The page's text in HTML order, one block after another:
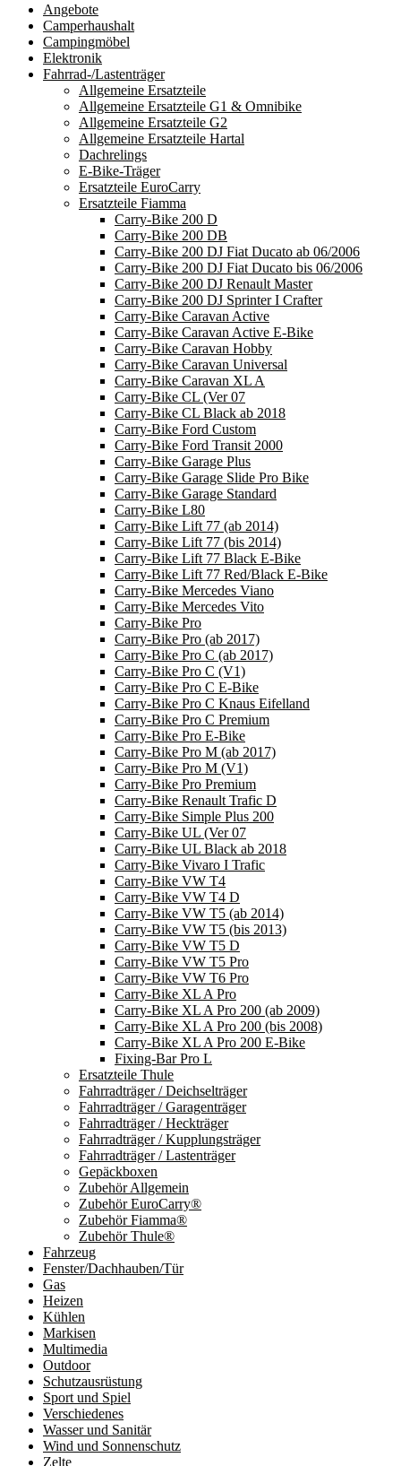
Angebote
Camperhaushalt
Campingmöbel
Elektronik
Fahrrad-/Lastenträger
Allgemeine Ersatzteile
Allgemeine Ersatzteile G1 & Omnibike
Allgemeine Ersatzteile G2
Allgemeine Ersatzteile Hartal
Dachrelings
E-Bike-Träger
Ersatzteile EuroCarry
Ersatzteile Fiamma
Carry-Bike 200 D
Carry-Bike 200 DB
Carry-Bike 200 DJ Fiat Ducato ab 06/2006
Carry-Bike 200 DJ Fiat Ducato bis 06/2006
Carry-Bike 200 DJ Renault Master
Carry-Bike 200 DJ Sprinter I Crafter
Carry-Bike Caravan Active
Carry-Bike Caravan Active E-Bike
Carry-Bike Caravan Hobby
Carry-Bike Caravan Universal
Carry-Bike Caravan XL A
Carry-Bike CL (Ver 07
Carry-Bike CL Black ab 2018
Carry-Bike Ford Custom
Carry-Bike Ford Transit 2000
Carry-Bike Garage Plus
Carry-Bike Garage Slide Pro Bike
Carry-Bike Garage Standard
Carry-Bike L80
Carry-Bike Lift 77 (ab 2014)
Carry-Bike Lift 77 (bis 2014)
Carry-Bike Lift 77 Black E-Bike
Carry-Bike Lift 77 Red/Black E-Bike
Carry-Bike Mercedes Viano
Carry-Bike Mercedes Vito
Carry-Bike Pro
Carry-Bike Pro (ab 2017)
Carry-Bike Pro C (ab 2017)
Carry-Bike Pro C (V1)
Carry-Bike Pro C E-Bike
Carry-Bike Pro C Knaus Eifelland
Carry-Bike Pro C Premium
Carry-Bike Pro E-Bike
Carry-Bike Pro M (ab 2017)
Carry-Bike Pro M (V1)
Carry-Bike Pro Premium
Carry-Bike Renault Trafic D
Carry-Bike Simple Plus 200
Carry-Bike UL (Ver 07
Carry-Bike UL Black ab 2018
Carry-Bike Vivaro I Trafic
Carry-Bike VW T4
Carry-Bike VW T4 D
Carry-Bike VW T5 (ab 2014)
Carry-Bike VW T5 (bis 2013)
Carry-Bike VW T5 D
Carry-Bike VW T5 Pro
Carry-Bike VW T6 Pro
Carry-Bike XL A Pro
Carry-Bike XL A Pro 200 (ab 2009)
Carry-Bike XL A Pro 200 (bis 2008)
Carry-Bike XL A Pro 200 E-Bike
Fixing-Bar Pro L
Ersatzteile Thule
Fahrradträger / Deichselträger
Fahrradträger / Garagenträger
Fahrradträger / Heckträger
Fahrradträger / Kupplungsträger
Fahrradträger / Lastenträger
Gepäckboxen
Zubehör Allgemein
Zubehör EuroCarry®
Zubehör Fiamma®
Zubehör Thule®
Fahrzeug
Fenster/Dachhauben/Tür
Gas
Heizen
Kühlen
Markisen
Multimedia
Outdoor
Schutzausrüstung
Sport und Spiel
Verschiedenes
Wasser und Sanitär
Wind und Sonnenschutz
Zelte